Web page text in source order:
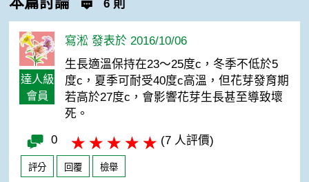
6 則
達人級
會員
寫淞 發表於 2016/10/06
生長適溫保持在23～25度c，冬季不低於5
度c，夏季可耐受40度c高溫，但花芽發育期
若高於27度c，會影響花芽生長甚至導致壞
死。
0 (7 人評價)
評分 回覆 檢舉